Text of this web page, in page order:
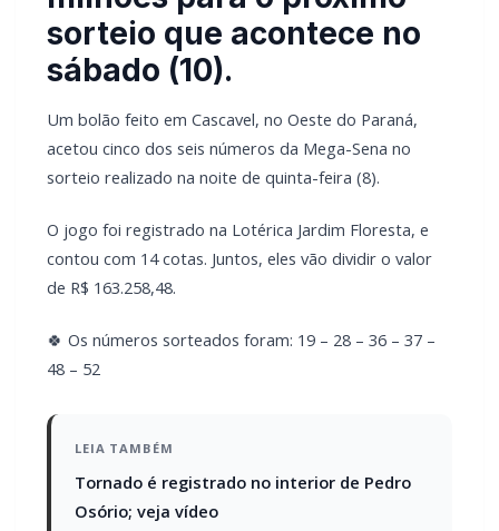
Um bolão feito em Cascavel, no Oeste do Paraná,
acetou cinco dos seis números da Mega-Sena no
sorteio realizado na noite de quinta-feira (8).
O jogo foi registrado na Lotérica Jardim Floresta, e
contou com 14 cotas. Juntos, eles vão dividir o valor
🍀 Os números sorteados foram: 19 – 28 – 36 – 37 –
48 – 52
Campanha do Agasalho beneficia alunos e
famílias de escolas municipais de Marechal
Cândido Rondon